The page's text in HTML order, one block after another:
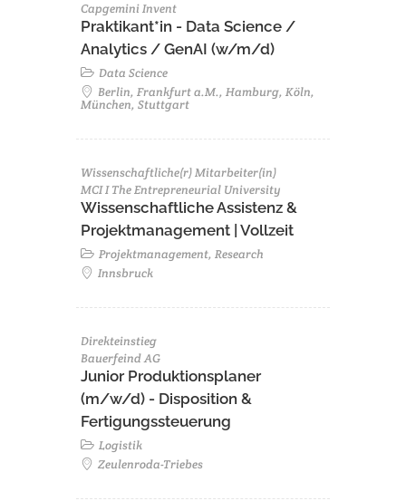
Capgemini Invent
Praktikant*in - Data Science /
Analytics / GenAI (w/m/d)
Data Science
Berlin, Frankfurt a.M., Hamburg, Köln,
München, Stuttgart
Wissenschaftliche(r) Mitarbeiter(in)
MCI I The Entrepreneurial University
Wissenschaftliche Assistenz &
Projektmanagement | Vollzeit
Projektmanagement, Research
Innsbruck
Direkteinstieg
Bauerfeind AG
Junior Produktionsplaner
(m/w/d) - Disposition &
Fertigungssteuerung
Logistik
Zeulenroda-Triebes